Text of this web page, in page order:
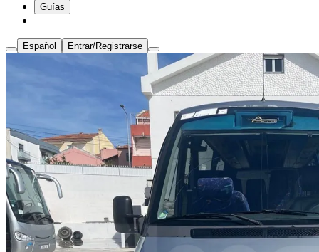
Guías
Español Entrar/Registrarse